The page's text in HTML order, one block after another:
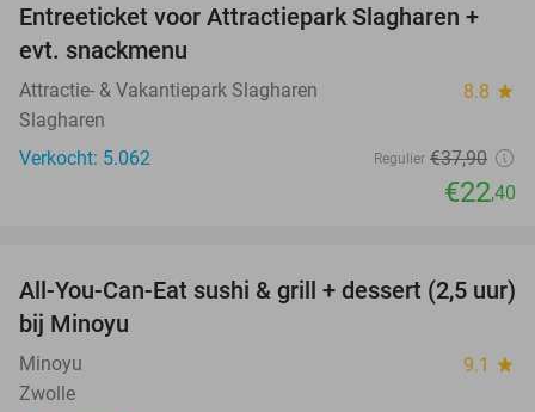
41%
Entreeticket voor Attractiepark Slagharen +
evt. snackmenu
Attractie- & Vakantiepark Slagharen 8.8 star
Slagharen
Verkocht: 5.062
Regulier €37,90
€22,40
19%
All-You-Can-Eat sushi & grill + dessert (2,5 uur)
bij Minoyu
Minoyu 9.1 star
Zwolle